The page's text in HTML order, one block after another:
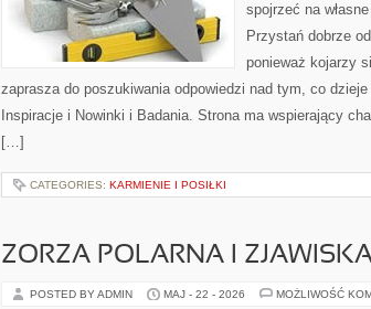
spojrzeć na
Przystań dobrze
ponieważ kojarzy
zaprasza do poszukiwania odpowiedzi nad tym, co
Inspiracje i Nowinki i Badania. Strona ma wspierający
[…]
CATEGORIES: KARMIENIE I POSIŁKI
ZORZA POLARNA I
POSTED BY ADMIN MAJ - 22 - 2026 MOŻLIWOŚĆ